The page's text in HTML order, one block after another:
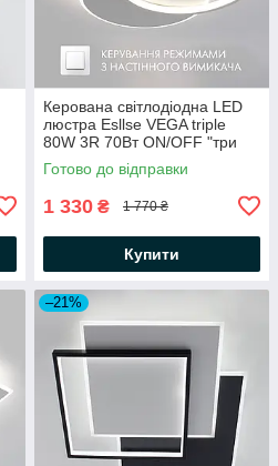
Керована світлодіодна LED
люстра Esllse VEGA triple
80W 3R 70Вт ON/OFF "три
кола" біла 490х60-
WHITE/WHITE-220-IP20
Готово до відправки
1 330 ₴ 1 770 ₴
Купити
–21%